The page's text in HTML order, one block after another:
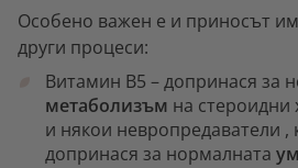
Особено важен е и приносът
други процеси:
Витамин B5 – допринася за
метаболизъм на
и някои невропредаватели
допринася за нормалната